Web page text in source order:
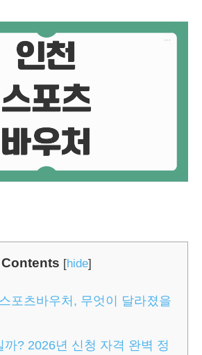
Contents [hide]
포츠바우처, 무엇이 달라졌을
까? 2026년 신청 자격 완벽 정